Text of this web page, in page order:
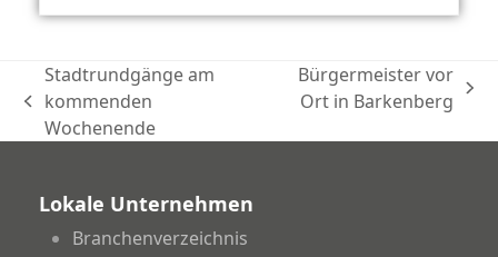
vorheriger
Beitrag:
Stadtrundgänge am
kommenden
Wochenende
Nächster
Bürgermeister vor
Ort in Barkenberg
Lokale Unternehmen
Branchenverzeichnis